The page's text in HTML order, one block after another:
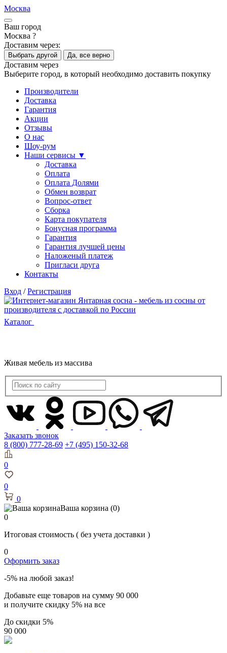
Москва
Ваш город
Москва ?
Доставим через:
Выбрать другой Да, все верно
Доставим через
Выберите город, в который необходимо доставить покупку
Производители
Доставка
Гарантия
Акции
Отзывы
О нас
Шоу-рум
Наши сервисы ▼
Доставка
Оплата
Оплата Долями
Обмен возврат
Вопрос-ответ
Сборка
Карта покупателя
Бонусная программа
Гарантия
Гарантия лучшей цены
Наложеный платеж
Пригласи друга
Контакты
Вход / Регистрация
Каталог
Живая мебель из массива
Заказать звонок
8 (800) 777-28-69 +7 (495) 150-32-68
0
0
0
Ваша корзина (0)
0
Итоговая стоимость ( без учета доставки )
0
Оформить заказ
-5% на любой заказ!
Добавьте еще товаров на сумму 90 000
и получите скидку 5% на все
До скидки 5%
90 000